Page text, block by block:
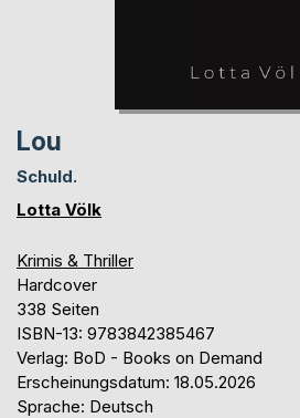
Lou
Schuld.
Lotta Völk
Krimis & Thriller
Hardcover
338 Seiten
ISBN-13: 9783842385467
Verlag: BoD - Books on Demand
Erscheinungsdatum: 18.05.2026
Sprache: Deutsch